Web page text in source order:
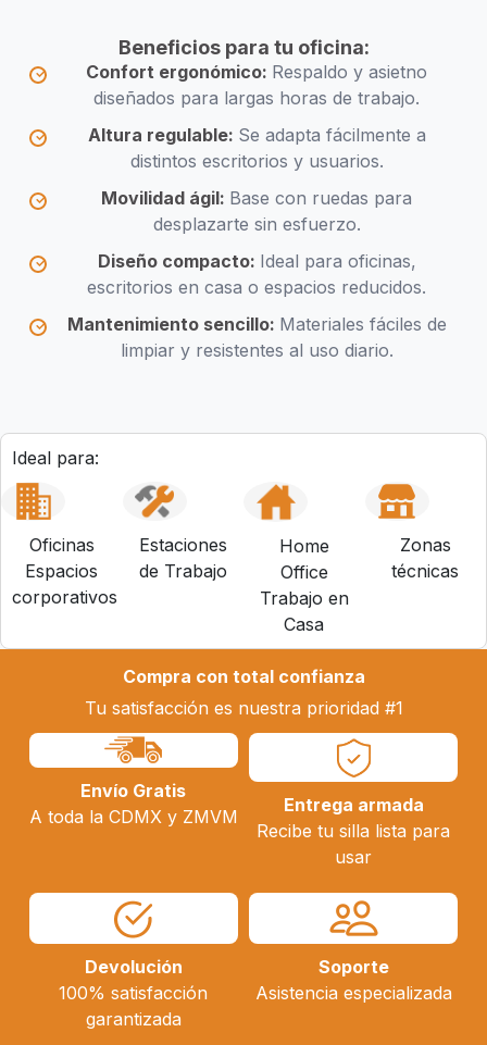
Beneficios para tu oficina:
Confort ergonómico: Respaldo y asietno
diseñados para largas horas de trabajo.
Altura regulable: Se adapta fácilmente a
distintos escritorios y usuarios.
Movilidad ágil: Base con ruedas para
desplazarte sin esfuerzo.
Diseño compacto: Ideal para oficinas,
escritorios en casa o espacios reducidos.
Mantenimiento sencillo: Materiales fáciles de
limpiar y resistentes al uso diario.
Ideal para:
Oficinas
Espacios
corporativos
Estaciones
de Trabajo
Home
Office
Trabajo en
Casa
Zonas
técnicas
Compra con total confianza
Tu satisfacción es nuestra prioridad #1
Envío Gratis
A toda la CDMX y ZMVM
Entrega armada
Recibe tu silla lista para
usar
Devolución
100% satisfacción
garantizada
Soporte
Asistencia especializada